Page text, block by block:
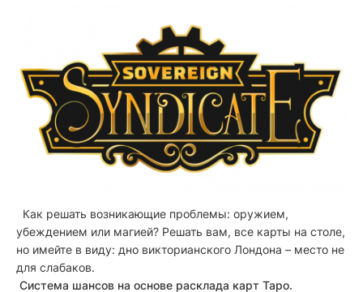
Как решать возникающие проблемы: оружием,
убеждением или магией? Решать вам, все карты на столе,
но имейте в виду: дно викторианского Лондона – место не
для слабаков.
Система шансов на основе расклада карт Таро.